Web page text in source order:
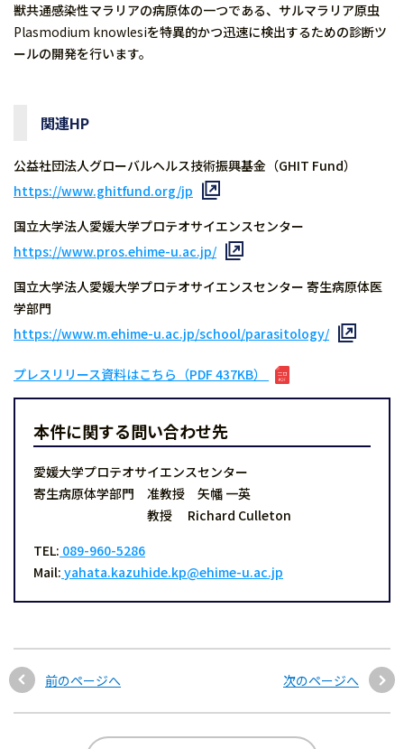
獣共通感染性マラリアの病原体の一つである、サルマラリア原虫
Plasmodium knowlesiを特異的かつ迅速に検出するための診断ツ
ールの開発を行います。
関連HP
公益社団法人グローバルヘルス技術振興基金（GHIT Fund）
https://www.ghitfund.org/jp
国立大学法人愛媛大学プロテオサイエンスセンター
https://www.pros.ehime-u.ac.jp/
国立大学法人愛媛大学プロテオサイエンスセンター 寄生病原体医
学部門
https://www.m.ehime-u.ac.jp/school/parasitology/
プレスリリース資料はこちら（PDF 437KB）
本件に関する問い合わせ先
愛媛大学プロテオサイエンスセンター
寄生病原体学部門 准教授 矢幡 一英
教授 Richard Culleton
TEL: 089-960-5286
Mail: yahata.kazuhide.kp@ehime-u.ac.jp
前のページへ 次のページへ